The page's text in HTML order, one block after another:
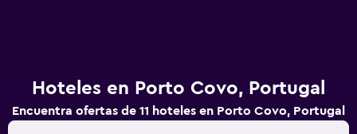
Hoteles en Porto Covo, Portugal
Encuentra ofertas de 11 hoteles en Porto Covo, Portugal